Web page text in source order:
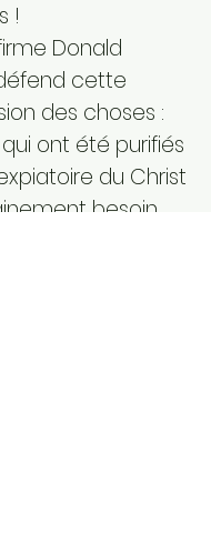
!
Donald
cette
des choses :
qui ont été purifiés
du Christ
besoin